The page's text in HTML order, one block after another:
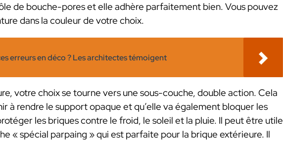
de bouche-pores et elle adhère parfaitement bien. Vous pouvez
dans la couleur de votre choix.
erreurs en déco ? Les architectes témoigent
votre choix se tourne vers une sous-couche, double action. Cela
à rendre le support opaque et qu’elle va également bloquer les
les briques contre le froid, le soleil et la pluie. Il peut être utile
« spécial parpaing » qui est parfaite pour la brique extérieure. Il